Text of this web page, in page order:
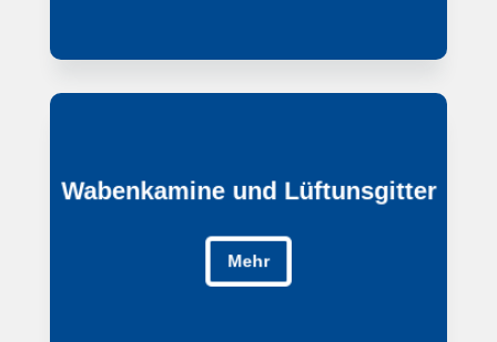
Wabenkamine und Lüftunsgitter
Mehr
Wabenkamine und Lüftunsgitter
Mehr